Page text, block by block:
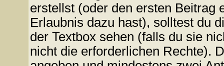
erstellst (oder den ersten Beitrag
Erlaubnis dazu hast), solltest du
der Textbox sehen (falls du sie
nicht die erforderlichen Rechte).